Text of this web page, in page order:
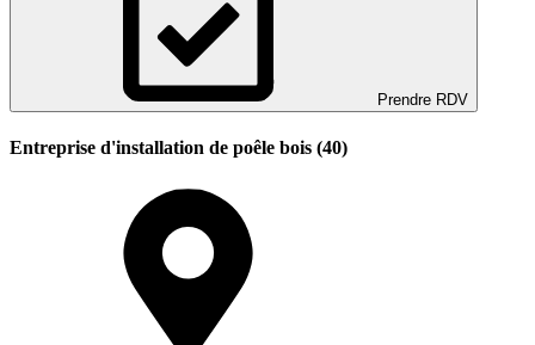
Prendre RDV
Entreprise d'installation de poêle bois (40)